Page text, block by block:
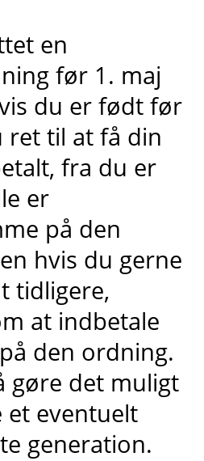
en
før 1. maj
du er født før
ret til at få din
fra du er
er
på den
hvis du gerne
tidligere,
at indbetale
den ordning.
gøre det muligt
eventuelt
generation.